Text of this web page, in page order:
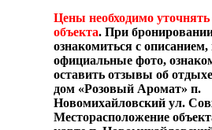
Цены необходимо уточнять
объекта. При
ознакомиться с описанием,
официальные фото,
оставить отзывы об
дом «Розовый Аромат» п.
Новомихайловский ул.
Месторасположение